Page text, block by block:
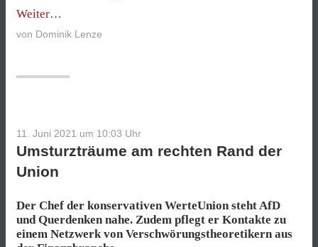
Weiter„Goldgräber
rechten
von Dominik Lenze
11. Juni 2021 um 10:03 Uhr
Umsturzträume am rechten Rand der
Union
Der Chef der konservativen WerteUnion steht AfD
und Querdenken nahe. Zudem pflegt er Kontakte zu
einem Netzwerk von Verschwörungstheoretikern aus